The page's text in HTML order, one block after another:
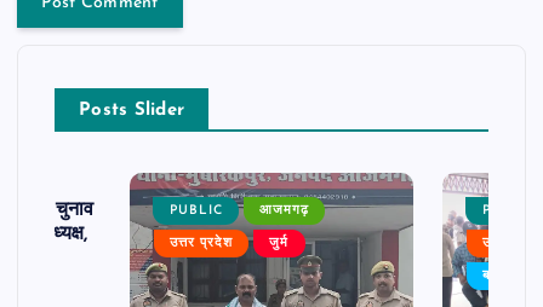
Posts Slider
का चुनाव
बने अध्यक्ष,
PUBLIC आजमगढ़
उत्तर प्रदेश जुर्म
PUBLIC
उत्तर
बड़ी खबर